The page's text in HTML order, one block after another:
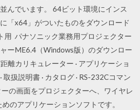
んでいます。 64ビット環境にインス
「x64」がついたものをダウンロード
用 パナソニック業務用プロジェクター
ーME6.4（Windows版）のダウンロー
離カリキュレーター · アプリケーショ
取扱説明書 · カタログ · RS-232Cコマン
の画面をプロジェクターへ、ワイヤレ
のアプリケーションソフトです。